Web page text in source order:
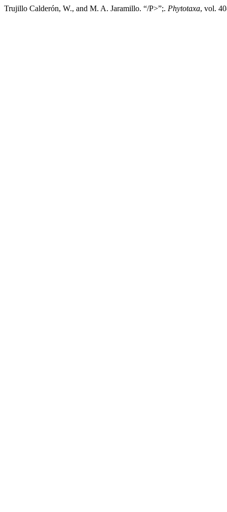
Trujillo Calderón, W., and M. A. Jaramillo. “/P>”;. Phytotaxa, vol.